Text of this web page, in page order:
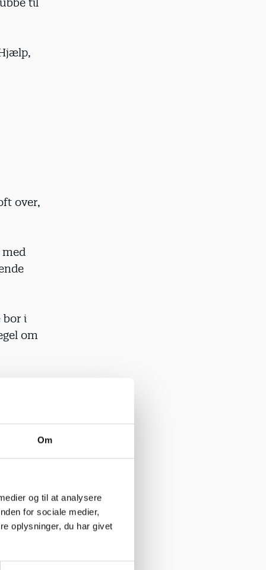
Om
og til at analysere
for sociale medier,
oplysninger, du har givet
over,
bor i
om
at